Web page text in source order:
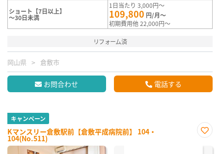
ショート【7日以上】
～30日未満
1日当たり 3,000円～
109,800 円/月～
初期費用他 22,000円～
リフォーム済
岡山県 倉敷市
お問合わせ 電話する
キャンペーン
Kマンスリー倉敷駅前【倉敷平成病院前】 104・
104(No.511)
に入